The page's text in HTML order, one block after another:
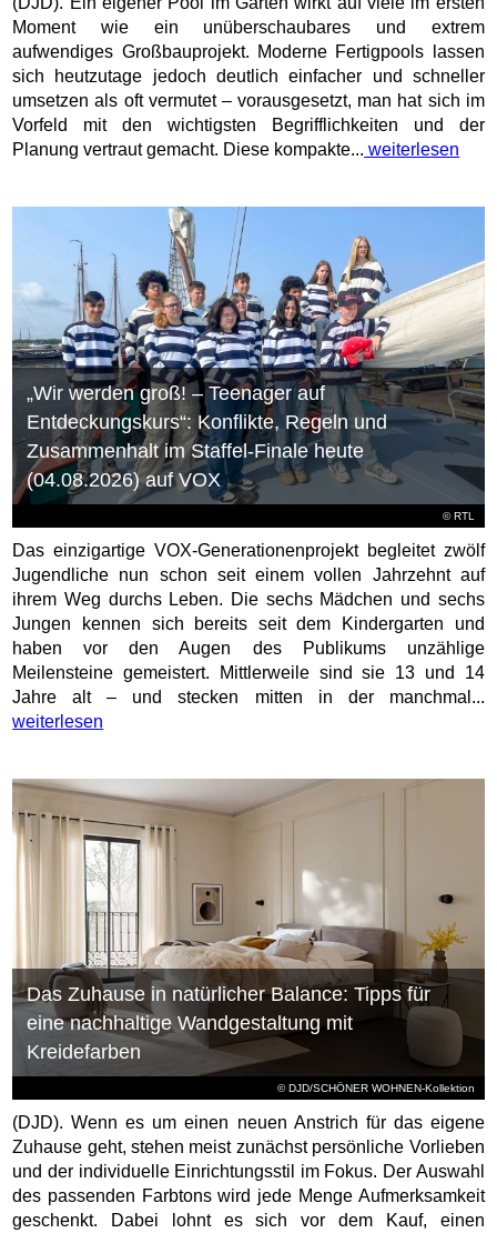
Moment wie ein unüberschaubares und extrem
aufwendiges Großbauprojekt. Moderne Fertigpools lassen
sich heutzutage jedoch deutlich einfacher und schneller
umsetzen als oft vermutet – vorausgesetzt, man hat sich im
Vorfeld mit den wichtigsten Begrifflichkeiten und der
Planung vertraut gemacht. Diese kompakte... weiterlesen
©RTL
„Wir werden groß! – Teenager auf
Entdeckungskurs“: Konflikte, Regeln und
Zusammenhalt im Staffel-Finale heute
(04.08.2026) auf VOX
Das einzigartige VOX-Generationenprojekt begleitet zwölf
Jugendliche nun schon seit einem vollen Jahrzehnt auf
ihrem Weg durchs Leben. Die sechs Mädchen und sechs
Jungen kennen sich bereits seit dem Kindergarten und
haben vor den Augen des Publikums unzählige
Meilensteine gemeistert. Mittlerweile sind sie 13 und 14
Jahre alt – und stecken mitten in der manchmal...
weiterlesen
© DJD/SCHÖNER WOHNEN-Kollektion
Das Zuhause in natürlicher Balance: Tipps für
eine nachhaltige Wandgestaltung mit
Kreidefarben
(DJD). Wenn es um einen neuen Anstrich für das eigene
Zuhause geht, stehen meist zunächst persönliche Vorlieben
und der individuelle Einrichtungsstil im Fokus. Der Auswahl
des passenden Farbtons wird jede Menge Aufmerksamkeit
geschenkt. Dabei lohnt es sich vor dem Kauf, einen